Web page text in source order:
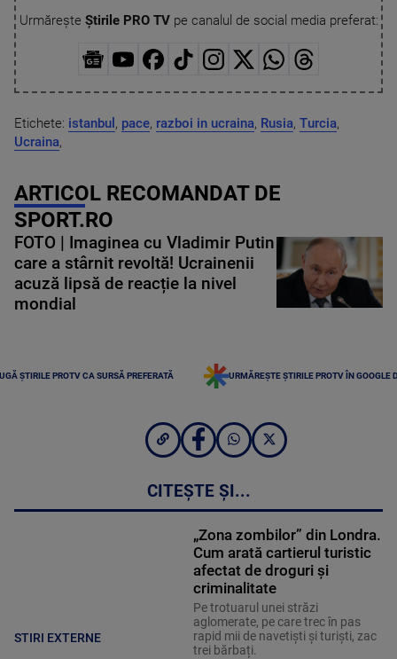
Urmărește Știrile PRO TVpe canalul de social media preferat:
Etichete: istanbul , pace, razboi in ucraina, Rusia, Turcia,
Ucraina,
ARTICOL RECOMANDAT DE
SPORT.RO
FOTO | Imaginea cu Vladimir Putin
care a stârnit revoltă! Ucrainenii
acuză lipsă de reacție la nivel
mondial
ȘTIRILE PROTV CA SURSĂ PREFERATĂ URMĂREȘTE ȘTIRILE PROTV ÎN GOOGLE
CITEȘTE ȘI...
STIRI EXTERNE
„Zona zombilor” din Londra.
Cum arată cartierul turistic
afectat de droguri și
criminalitate
Pe trotuarul unei străzi
aglomerate, pe care trec în pas
rapid mii de navetiști și turiști, zac
trei bărbați.